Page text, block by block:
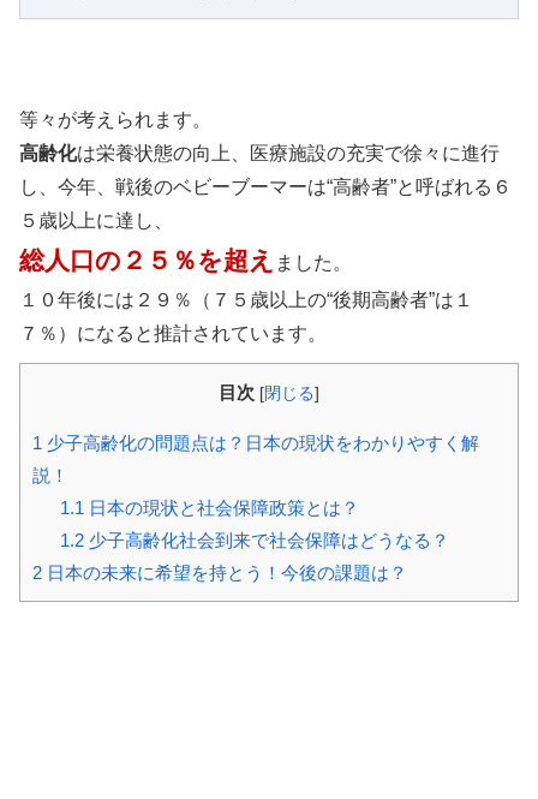
等々が考えられます。
高齢化は栄養状態の向上、医療施設の充実で徐々に進行
し、今年、戦後のベビーブーマーは“高齢者”と呼ばれる６
５歳以上に達し、
総人口の２５％を超え ました。
１０年後には２９％（７５歳以上の“後期高齢者”は１
７％）になると推計されています。
目次 [閉じる]
1 少子高齢化の問題点は？日本の現状をわかりやすく解
説！
1.1 日本の現状と社会保障政策とは？
1.2少子高齢化社会到来で社会保障はどうなる？
2 日本の未来に希望を持とう！今後の課題は？